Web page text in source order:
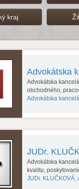
kraj
Advokátska
Advokátska
obchodného,
Advokátska
JUDr.
Advokátska
kvalitu,
JUDr. KLUČKOVÁ,